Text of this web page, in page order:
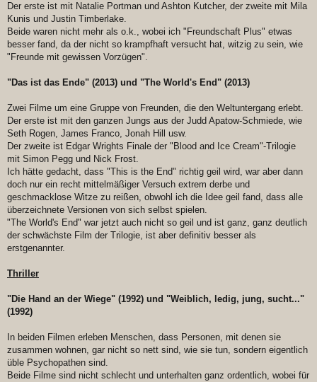
Der erste ist mit Natalie Portman und Ashton Kutcher, der zweite mit Mila
Kunis und Justin Timberlake.
Beide waren nicht mehr als o.k., wobei ich "Freundschaft Plus" etwas
besser fand, da der nicht so krampfhaft versucht hat, witzig zu sein, wie
"Freunde mit gewissen Vorzügen".
"Das ist das Ende" (2013) und "The World's End" (2013)
Zwei Filme um eine Gruppe von Freunden, die den Weltuntergang erlebt.
Der erste ist mit den ganzen Jungs aus der Judd Apatow-Schmiede, wie
Seth Rogen, James Franco, Jonah Hill usw.
Der zweite ist Edgar Wrights Finale der "Blood and Ice Cream"-Trilogie
mit Simon Pegg und Nick Frost.
Ich hätte gedacht, dass "This is the End" richtig geil wird, war aber dann
doch nur ein recht mittelmäßiger Versuch extrem derbe und
geschmacklose Witze zu reißen, obwohl ich die Idee geil fand, dass alle
überzeichnete Versionen von sich selbst spielen.
"The World's End" war jetzt auch nicht so geil und ist ganz, ganz deutlich
der schwächste Film der Trilogie, ist aber definitiv besser als
erstgenannter.
Thriller
"Die Hand an der Wiege" (1992) und "Weiblich, ledig, jung, sucht..."
(1992)
In beiden Filmen erleben Menschen, dass Personen, mit denen sie
zusammen wohnen, gar nicht so nett sind, wie sie tun, sondern eigentlich
üble Psychopathen sind.
Beide Filme sind nicht schlecht und unterhalten ganz ordentlich, wobei für